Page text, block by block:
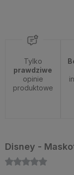
Tylko
prawdziwe
opinie
produktowe
Disney -